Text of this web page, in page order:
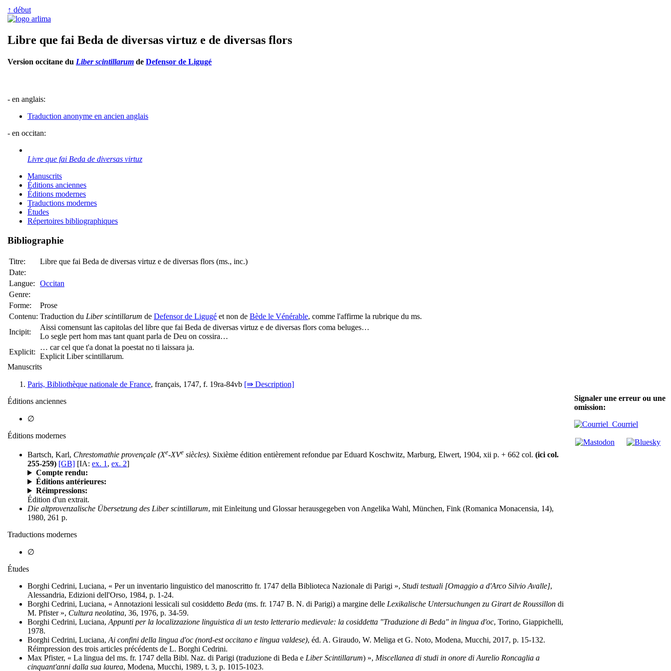
↑ début
Libre que fai Beda de diversas virtuz e de diversas flors
Version occitane du Liber scintillarum de Defensor de Ligugé
- en anglais:
Traduction anonyme en ancien anglais
- en occitan:
Livre que fai Beda de diversas virtuz
Manuscrits
Éditions anciennes
Éditions modernes
Traductions modernes
Études
Répertoires bibliographiques
Bibliographie
Titre:
Libre que fai Beda de diversas virtuz e de diversas flors (ms., inc.)
Date:
Langue:
Occitan
Genre:
Forme:
Prose
Contenu: Traduction du Liber scintillarum de Defensor de Ligugé et non de Bède le Vénérable, comme l'affirme la rubrique du ms.
Incipit:
Aissi comensunt las capitolas del libre que fai Beda de diversas virtuz e de diversas flors coma beluges…
Lo segle pert hom mas tant quant parla de Deu on cossira…
Explicit:
… car cel que t'a donat la poestat no ti laissara ja.
Explicit Liber scintillarum.
Manuscrits
Paris, Bibliothèque nationale de France, français, 1747, f. 19ra-84vb [⇛ Description]
Éditions anciennes
∅
Éditions modernes
Bartsch, Karl, Chrestomathie provençale (Xe-XVe siècles). Sixième édition entièrement refondue par Eduard Koschwitz, Marburg, Elwert, 1904, xii p. + 662 col. (ici col.
255-259) [GB] [IA: ex. 1 , ex. 2]
Compte rendu:
Éditions antérieures:
Réimpressions:
Édition d'un extrait.
Die altprovenzalische Übersetzung des Liber scintillarum, mit Einleitung und Glossar herausgegeben von Angelika Wahl, München, Fink (Romanica Monacensia, 14),
1980, 261 p.
Traductions modernes
∅
Études
Borghi Cedrini, Luciana, « Per un inventario linguistico del manoscritto fr. 1747 della Biblioteca Nazionale di Parigi », Studi testuali [Omaggio a d'Arco Silvio Avalle],
Alessandria, Edizioni dell'Orso, 1984, p. 1-24.
Borghi Cedrini, Luciana, « Annotazioni lessicali sul cosiddetto Beda (ms. fr. 1747 B. N. di Parigi) a margine delle Lexikalische Untersuchungen zu Girart de Roussillon di
M. Pfister », Cultura neolatina, 36, 1976, p. 34-59.
Borghi Cedrini, Luciana, Appunti per la localizzazione linguistica di un testo letterario medievale: la cosiddetta "Traduzione di Beda" in lingua d'oc, Torino, Giappichelli,
1978.
Borghi Cedrini, Luciana, Ai confini della lingua d'oc (nord-est occitano e lingua valdese), éd. A. Giraudo, W. Meliga et G. Noto, Modena, Mucchi, 2017, p. 15-132.
Réimpression des trois articles précédents de L. Borghi Cedrini.
Max Pfister, « La lingua del ms. fr. 1747 della Bibl. Naz. di Parigi (traduzione di Beda e Liber Scintillarum) », Miscellanea di studi in onore di Aurelio Roncaglia a
cinquant'anni dalla sua laurea, Modena, Mucchi, 1989, t. 3, p. 1015-1023.
Signaler une erreur ou une
omission:
Courriel